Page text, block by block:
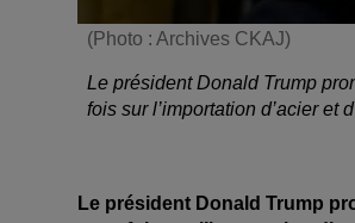
(Photo : Archives CKAJ)
Le président Donald Trump
fois sur l’importation d’acier et
Le président Donald Trump